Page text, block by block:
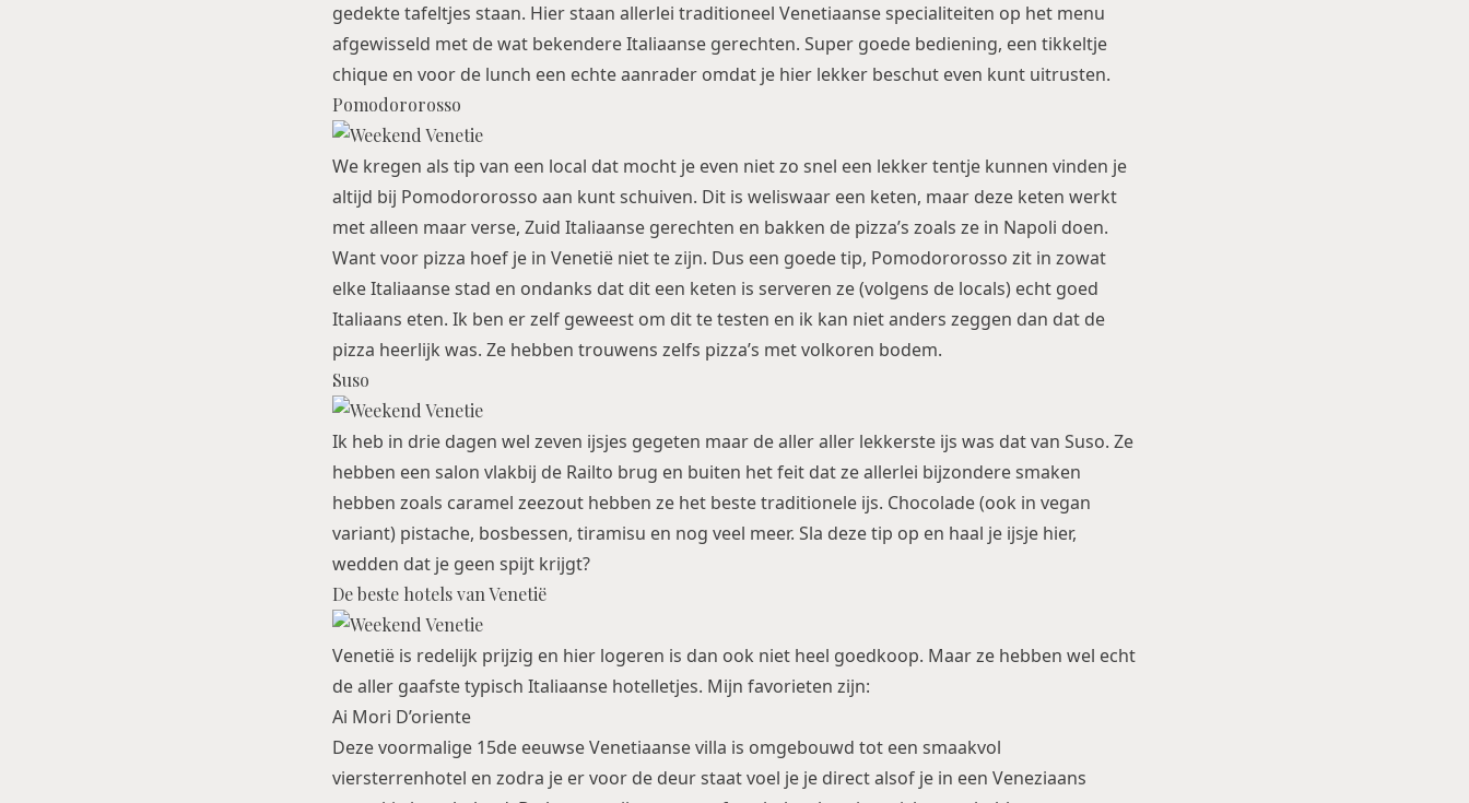
gedekte tafeltjes staan. Hier staan allerlei traditioneel Venetiaanse specialiteiten op het menu
afgewisseld met de wat bekendere Italiaanse gerechten. Super goede bediening, een tikkeltje
chique en voor de lunch een echte aanrader omdat je hier lekker beschut even kunt uitrusten.
Pomodororosso
We kregen als tip van een local dat mocht je even niet zo snel een lekker tentje kunnen vinden je
altijd bij Pomodororosso aan kunt schuiven. Dit is weliswaar een keten, maar deze keten werkt
met alleen maar verse, Zuid Italiaanse gerechten en bakken de pizza’s zoals ze in Napoli doen.
Want voor pizza hoef je in Venetië niet te zijn. Dus een goede tip, Pomodororosso zit in zowat
elke Italiaanse stad en ondanks dat dit een keten is serveren ze (volgens de locals) echt goed
Italiaans eten. Ik ben er zelf geweest om dit te testen en ik kan niet anders zeggen dan dat de
pizza heerlijk was. Ze hebben trouwens zelfs pizza’s met volkoren bodem.
Suso
Ik heb in drie dagen wel zeven ijsjes gegeten maar de aller aller lekkerste ijs was dat van Suso. Ze
hebben een salon vlakbij de Railto brug en buiten het feit dat ze allerlei bijzondere smaken
hebben zoals caramel zeezout hebben ze het beste traditionele ijs. Chocolade (ook in vegan
variant) pistache, bosbessen, tiramisu en nog veel meer. Sla deze tip op en haal je ijsje hier,
wedden dat je geen spijt krijgt?
De beste hotels van Venetië
Venetië is redelijk prijzig en hier logeren is dan ook niet heel goedkoop. Maar ze hebben wel echt
de aller gaafste typisch Italiaanse hotelletjes. Mijn favorieten zijn:
Ai Mori D’oriente
Deze voormalige 15de eeuwse Venetiaanse villa is omgebouwd tot een smaakvol
viersterrenhotel en zodra je er voor de deur staat voel je je direct alsof je in een Veneziaans